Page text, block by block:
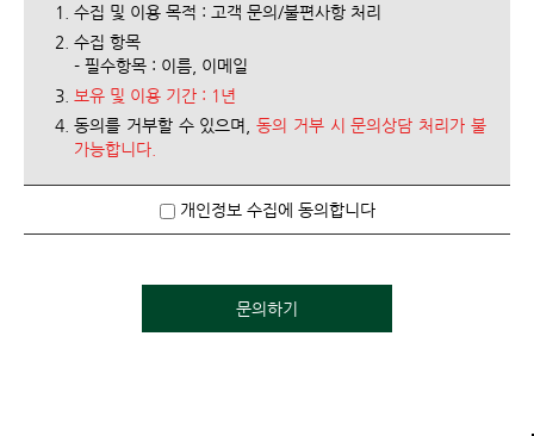
수집 및 이용 목적 : 고객 문의/불편사항 처리
수집 항목
- 필수항목 : 이름, 이메일
보유 및 이용 기간 : 1년
동의를 거부할 수 있으며,동의 거부 시 문의상담 처리가 불
가능합니다.
개인정보 수집에 동의합니다